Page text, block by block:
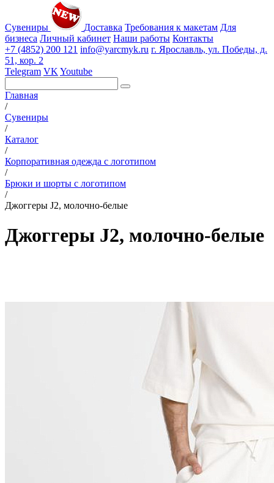
Сувениры Доставка Требования к макетам Для
бизнеса Личный кабинет Наши работы Контакты
+7 (4852) 200 121 info@yarcmyk.ru г. Ярославль, ул. Победы, д.
51, кор. 2
Telegram VK Youtube
Главная
/
Сувениры
/
Каталог
/
Корпоративная одежда с логотипом
/
Брюки и шорты с логотипом
/
Джоггеры J2, молочно-белые
Джоггеры J2, молочно-белые